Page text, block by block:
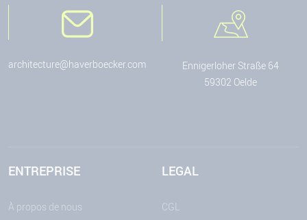
architecture@haverboecker.com
Ennigerloher Straße 64
59302 Oelde
ENTREPRISE
À propos de nous
LEGAL
CGL